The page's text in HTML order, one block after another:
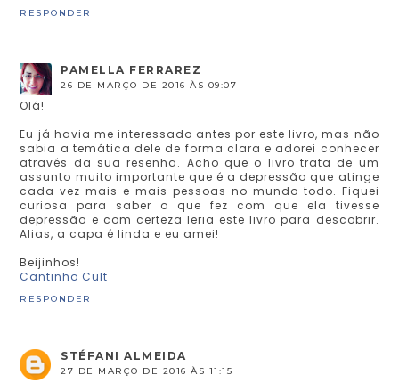
RESPONDER
PAMELLA FERRAREZ
26 DE MARÇO DE 2016 ÀS 09:07
Olá!
Eu já havia me interessado antes por este livro, mas não
sabia a temática dele de forma clara e adorei conhecer
através da sua resenha. Acho que o livro trata de um
assunto muito importante que é a depressão que atinge
cada vez mais e mais pessoas no mundo todo. Fiquei
curiosa para saber o que fez com que ela tivesse
depressão e com certeza leria este livro para descobrir.
Alias, a capa é linda e eu amei!
Beijinhos!
Cantinho Cult
RESPONDER
STÉFANI ALMEIDA
27 DE MARÇO DE 2016 ÀS 11:15